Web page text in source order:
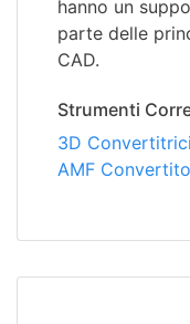
hanno un
parte delle
CAD.
Strumenti
3D Convertitrici
AMF